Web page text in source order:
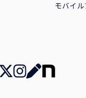
モバイル